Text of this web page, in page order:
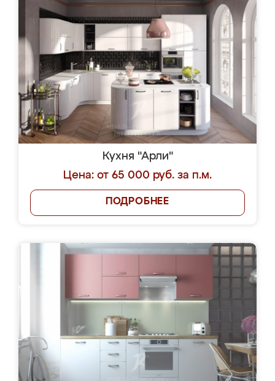
Кухня "Арли"
Цена: от 65 000 руб. за п.м.
ПОДРОБНЕЕ